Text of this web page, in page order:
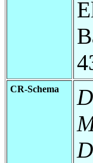
CR-Schema